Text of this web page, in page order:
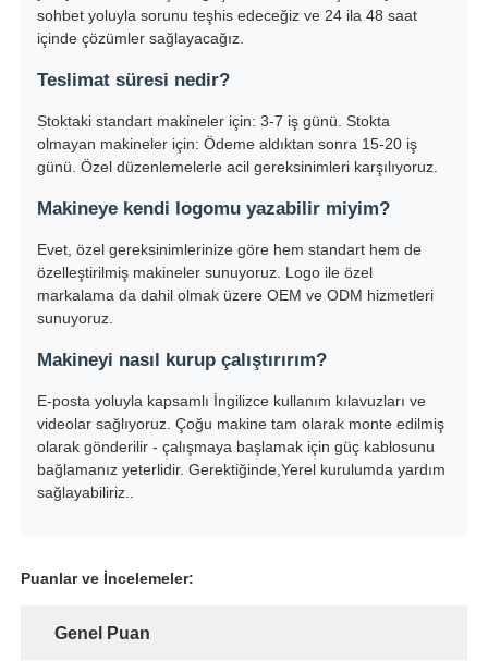
sohbet yoluyla sorunu teşhis edeceğiz ve 24 ila 48 saat
içinde çözümler sağlayacağız.
Teslimat süresi nedir?
Stoktaki standart makineler için: 3-7 iş günü. Stokta
olmayan makineler için: Ödeme aldıktan sonra 15-20 iş
günü. Özel düzenlemelerle acil gereksinimleri karşılıyoruz.
Makineye kendi logomu yazabilir miyim?
Evet, özel gereksinimlerinize göre hem standart hem de
özelleştirilmiş makineler sunuyoruz. Logo ile özel
markalama da dahil olmak üzere OEM ve ODM hizmetleri
sunuyoruz.
Makineyi nasıl kurup çalıştırırım?
E-posta yoluyla kapsamlı İngilizce kullanım kılavuzları ve
videolar sağlıyoruz. Çoğu makine tam olarak monte edilmiş
olarak gönderilir - çalışmaya başlamak için güç kablosunu
bağlamanız yeterlidir. Gerektiğinde,Yerel kurulumda yardım
sağlayabiliriz..
Puanlar ve İncelemeler:
Genel Puan